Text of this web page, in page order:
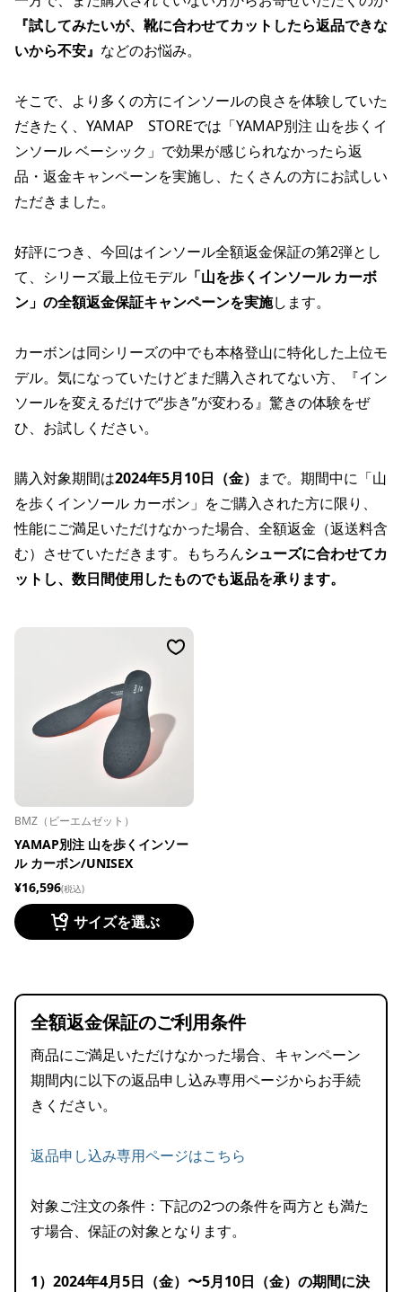
『試してみたいが、靴に合わせてカットしたら返品できな
いから不安』 などのお悩み。
そこで、より多くの方にインソールの良さを体験していた
だきたく、YAMAP STOREでは「YAMAP別注 山を歩くイ
ンソール ベーシック」で効果が感じられなかったら返
品・返金キャンペーンを実施し、たくさんの方にお試しい
ただきました。
好評につき、今回はインソール全額返金保証の第2弾とし
て、シリーズ最上位モデル 「山を歩くインソール カーボ
ン」の全額返金保証キャンペーンを実施します。
カーボンは同シリーズの中でも本格登山に特化した上位モ
デル。気になっていたけどまだ購入されてない方、『イン
ソールを変えるだけで“歩き”が変わる』驚きの体験をぜ
ひ、お試しください。
購入対象期間は2024年5月10日（金） まで。期間中に「山
を歩くインソール カーボン」をご購入された方に限り、
性能にご満足いただけなかった場合、全額返金（返送料含
む）させていただきます。もちろんシューズに合わせてカ
ットし、数日間使用したものでも返品を承ります。
BMZ（ビーエムゼット）
YAMAP別注 山を歩くインソー
ル カーボン/UNISEX
¥16,596(税込)
サイズを選ぶ
全額返金保証のご利用条件
商品にご満足いただけなかった場合、キャンペーン
期間内に以下の返品申し込み専用ページからお手続
きください。
返品申し込み専用ページはこちら
対象ご注文の条件：下記の2つの条件を両方とも満た
す場合、保証の対象となります。
1）2024年4月5日（金）〜5月10日（金）の期間に決